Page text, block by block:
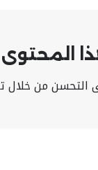
المحتوى
التحسن من خلال